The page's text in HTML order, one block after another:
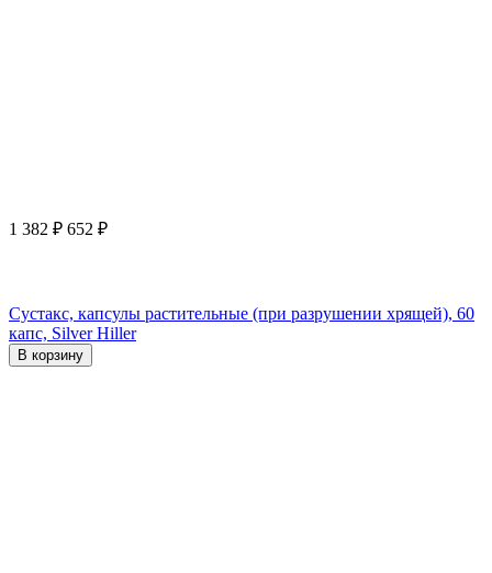
1 382 ₽ 652 ₽
Сустакс, капсулы растительные (при разрушении хрящей), 60
капс, Silver Hiller
В корзину